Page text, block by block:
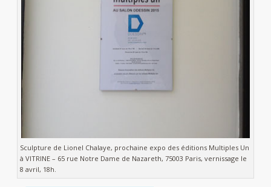
Sculpture de Lionel Chalaye, prochaine expo des éditions Multiples Un
à VITRINE – 65 rue Notre Dame de Nazareth, 75003 Paris, vernissage le
8 avril, 18h.